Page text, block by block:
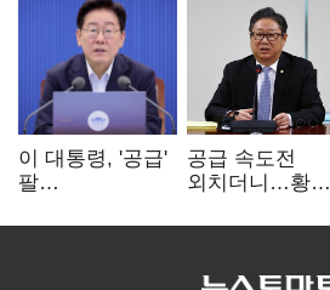
이 대통령, '공급'
팔
여 내부선
공급 속도전
외치더니…황희,
리모델링' 제안